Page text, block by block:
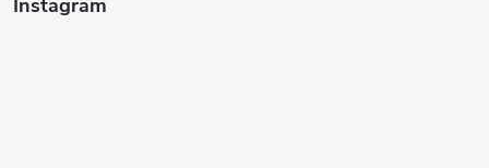
Instagram